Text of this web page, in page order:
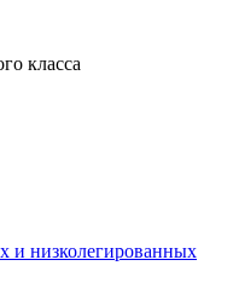
класса
и низколегированных